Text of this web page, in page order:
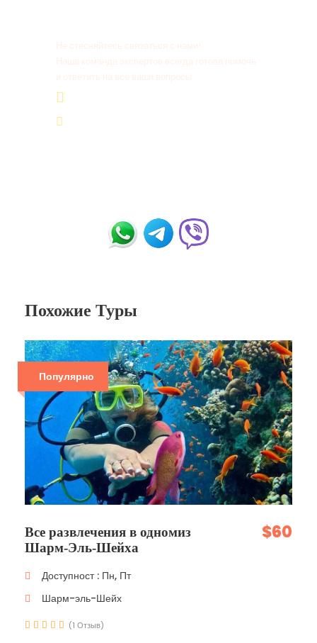
Похожие Туры
Популярно
Все развлечения в одномиз
Шарм-Эль-Шейха
$60
Доступност : Пн, Пт
Шарм-эль-Шейх
(1 Отзыв)